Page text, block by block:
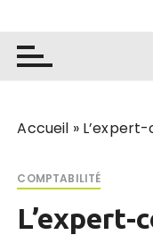
Accueil »
COMPTABILITÉ
L’expert-